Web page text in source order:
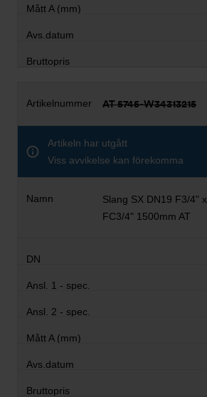
AT 5745-W34313215
Artikeln har utgått
Viss avvikelse kan förekomma
Slang SX DN19 F3/4" x
FC3/4" 1500mm AT